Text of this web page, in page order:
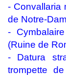
- Convallaria
de Notre-
-
(Ruine de
- Datura
trompette